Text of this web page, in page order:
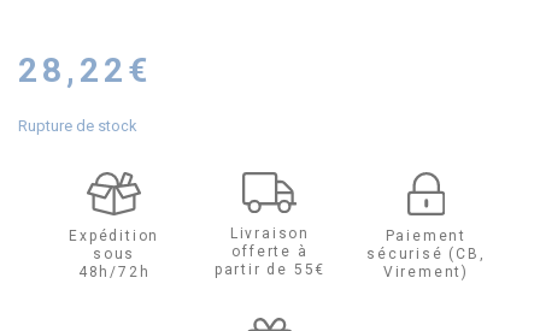
28,22€
Rupture de stock
Expédition
sous
48h/72h
Livraison
offerte à
partir de 55€
Paiement
sécurisé (CB,
Virement)